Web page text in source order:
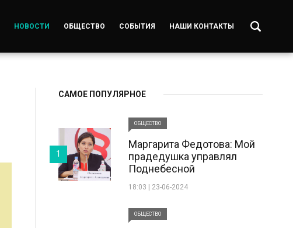
НОВОСТИ ОБЩЕСТВО СОБЫТИЯ НАШИ КОНТАКТЫ
САМОЕ ПОПУЛЯРНОЕ
ОБЩЕСТВО
Маргарита Федотова: Мой
прадедушка управлял
Поднебесной
18:03 | 23-06-2024
1
ОБЩЕСТВО